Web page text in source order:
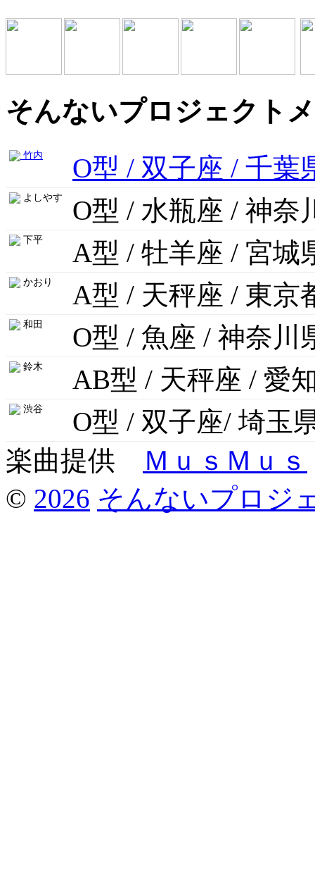
そんないプロジェクト
竹内 O型 / 双子座 / 千葉
よしやす O型 / 水瓶座 / 神奈
下平 A型 / 牡羊座 / 宮城
かおり A型 / 天秤座 / 東京
和田 O型 / 魚座 / 神奈川
鈴木 AB型 / 天秤座 / 愛
渋谷
O型 / 双子座/ 埼玉
楽曲提供
ＭｕｓＭｕｓ
© 2026 そんないプロジ